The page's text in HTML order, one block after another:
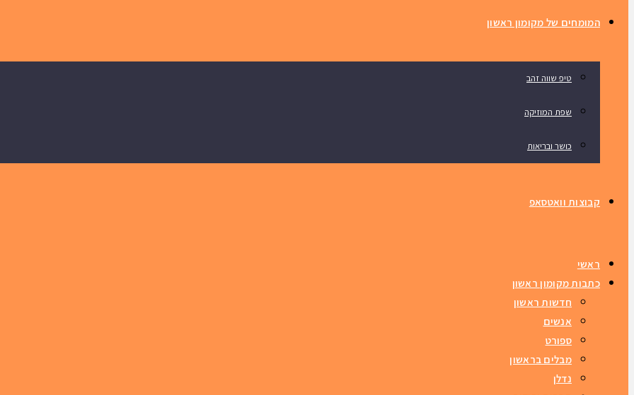
המומחים של מקומון ראשון
טיפ שווה זהב
שפת המוזיקה
כושר ובריאות
קבוצות וואטסאפ
ראשי
כתבות מקומון ראשון
חדשות ראשון
אנשים
ספורט
מבלים בראשון
נדלן